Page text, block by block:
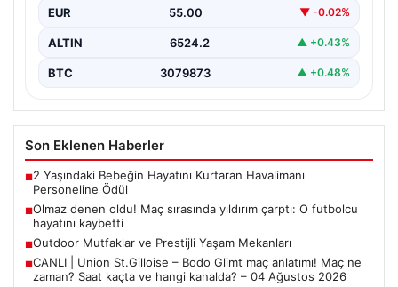
EUR 55.00 ▼ -0.02%
ALTIN 6524.2 ▲ +0.43%
BTC 3079873 ▲ +0.48%
Son Eklenen Haberler
■2 Yaşındaki Bebeğin Hayatını Kurtaran Havalimanı
Personeline Ödül
■Olmaz denen oldu! Maç sırasında yıldırım çarptı: O futbolcu
hayatını kaybetti
■Outdoor Mutfaklar ve Prestijli Yaşam Mekanları
■CANLI | Union St.Gilloise – Bodo Glimt maç anlatımı! Maç ne
zaman? Saat kaçta ve hangi kanalda? – 04 Ağustos 2026